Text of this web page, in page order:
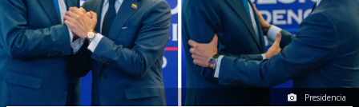
Presidencia